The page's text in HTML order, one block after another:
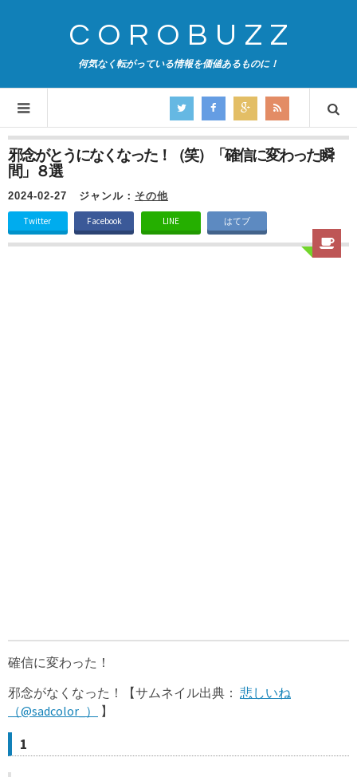
COROBUZZ
何気なく転がっている情報を価値あるものに！
邪念がとうになくなった！（笑）「確信に変わった瞬
間」８選
2024-02-27 ジャンル： その他
Twitter Facebook LINE はてブ
確信に変わった！
邪念がなくなった！【サムネイル出典： 悲しいね
（@sadcolor_）
】
1